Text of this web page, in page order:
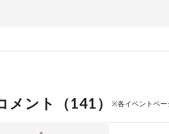
メント（141） ※各イベントペー